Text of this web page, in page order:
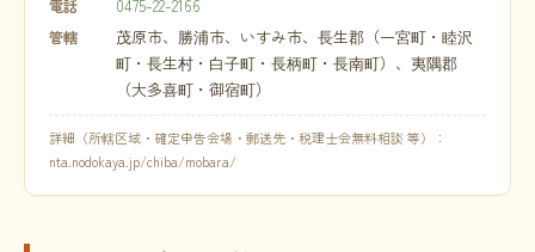
電話 0475-22-2166
管轄
茂原市、勝浦市、いすみ市、長生郡（一宮町・睦沢
町・長生村・白子町・長柄町・長南町）、夷隅郡
（大多喜町・御宿町）
詳細（所轄区域・確定申告会場・郵送先・税理士会無料相談 等）：
nta.nodokaya.jp/chiba/mobara/